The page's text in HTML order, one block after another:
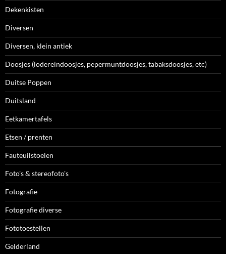
Dekenkisten
Diversen
Diversen, klein antiek
Doosjes (lodereindoosjes, pepermuntdoosjes, tabaksdoosjes, etc)
Duitse Poppen
Duitsland
Eetkamertafels
Etsen / prenten
Fauteuilstoelen
Foto's & stereofoto's
Fotografie
Fotografie diverse
Fototoestellen
Gelderland